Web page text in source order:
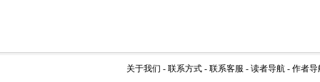
关于我们 - 联系方式 - 联系客服 - 读者导航 - 作者导